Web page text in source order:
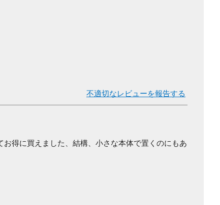
不適切なレビューを報告する
得に買えました、結構、小さな本体で置くのにもあ